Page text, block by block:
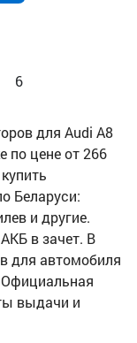
6
для Audi A8
по цене от 266
Беларуси:
и другие.
в зачет. В
для автомобиля
Официальная
выдачи и